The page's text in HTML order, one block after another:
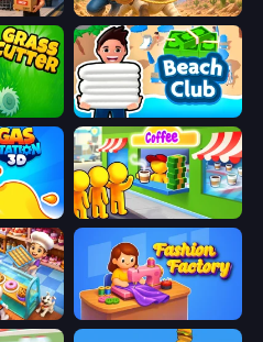
Cowboy Lasso Master
Beach Club
Coffee Idle
Fashion Factory